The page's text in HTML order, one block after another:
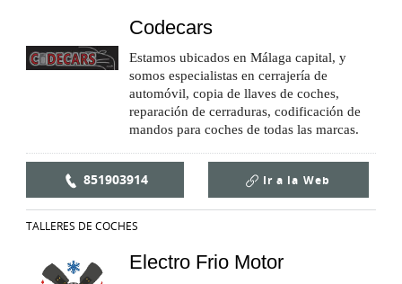
Codecars
Estamos ubicados en Málaga capital, y
somos especialistas en cerrajería de
automóvil, copia de llaves de coches,
reparación de cerraduras, codificación de
mandos para coches de todas las marcas.
851903914 Ir a la Web
TALLERES DE COCHES
Electro Frio Motor